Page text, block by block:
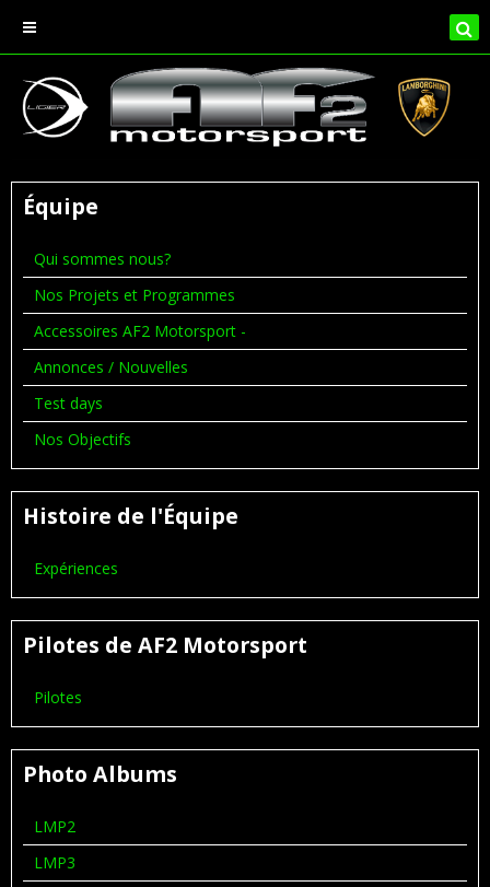
Équipe
Qui sommes nous?
Nos Projets et Programmes
Accessoires AF2 Motorsport -
Annonces / Nouvelles
Test days
Nos Objectifs
Histoire de l'Équipe
Expériences
Pilotes de AF2 Motorsport
Pilotes
Photo Albums
LMP2
LMP3